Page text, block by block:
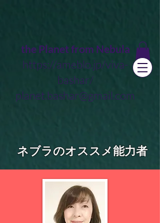
the Planet from Nebula
https://ameblo.jp/viva-
bashar/
planet.bashar@gmail.com
ネブラのオススメ能力者